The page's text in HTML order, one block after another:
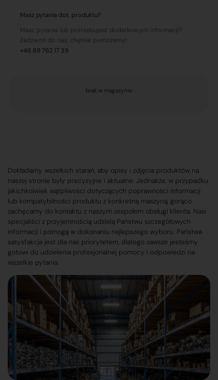
Masz pytania dot. produktu?
Masz pytania lub potrzebujesz dodatkowych informacji?
Zadzwoń do nas, chętnie pomożemy!
+48 89 762 17 39
brak w magazynie
Dokładamy wszelkich starań, aby opisy i zdjęcia produktów na
naszej stronie były precyzyjne i aktualne. Jednakże, w przypadku
jakichkolwiek wątpliwości dotyczących poprawności informacji
lub kompatybilności produktu z konkretną maszyną, gorąco
zachęcamy do kontaktu z naszym zespołem obsługi klienta. Nasi
specjaliści z przyjemnością udzielą Państwu szczegółowych
informacji i pomogą w dokonaniu najlepszego wyboru. Państwa
satysfakcja jest dla nas priorytetem, dlatego zawsze jesteśmy
gotowi do udzielenia profesjonalnej pomocy i odpowiedzi na
wszelkie pytania.